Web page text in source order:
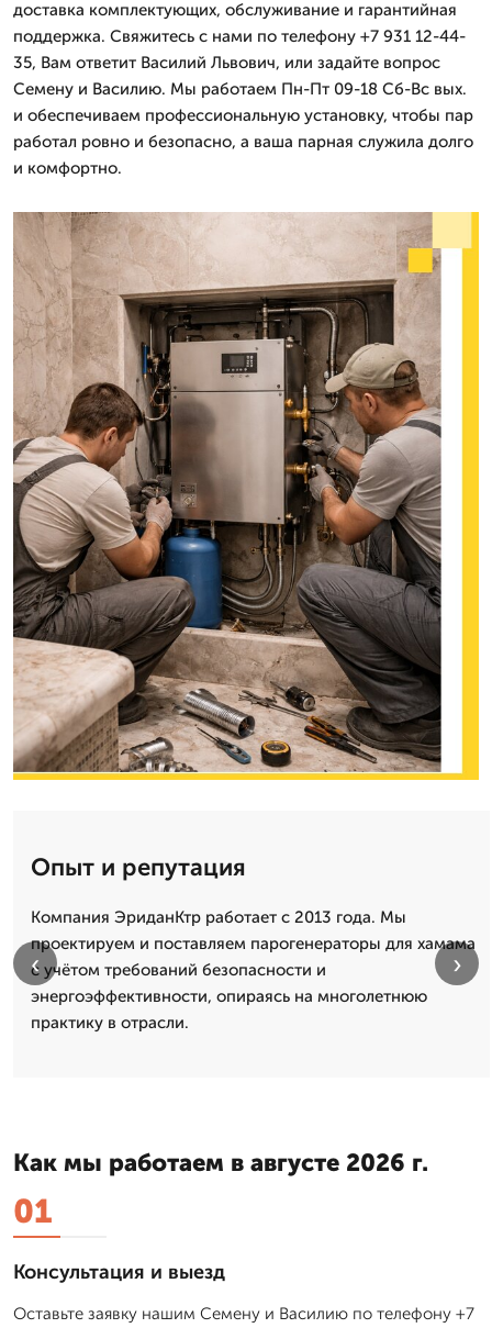
доставка комплектующих, обслуживание и гарантийная
поддержка. Свяжитесь с нами по телефону +7 931 12-44-
35, Вам ответит Василий Львович, или задайте вопрос
Семену и Василию. Мы работаем Пн-Пт 09-18 Сб-Вс вых.
и обеспечиваем профессиональную установку, чтобы пар
работал ровно и безопасно, а ваша парная служила долго
и комфортно.
Опыт и репутация
Компания ЭриданКтр работает с 2013 года. Мы
проектируем и поставляем парогенераторы для хамама
с учётом требований безопасности и
энергоэффективности, опираясь на многолетнюю
практику в отрасли.
‹ ›
Как мы работаем в августе 2026 г.
01
Консультация и выезд
Оставьте заявку нашим Семену и Василию по телефону +7